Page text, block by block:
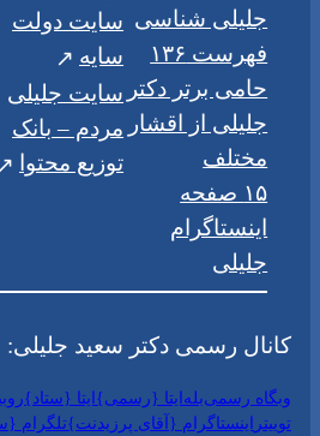
جلیلی شناسی
فهرست ۱۳۶
حامی برتر دکتر
جلیلی از اقشار
مختلف
۱۵ صفحه
اینستاگرام
جلیلی
سایت دولت
سایه
سایت جلیلی
مردم – بانک
توزیع محتوا
کانال رسمی دکتر سعید جلیلی:
وبگاه رسمیبلهایتا {رسمی}ایتا {ستاد}
توییتر اینستاگرام {آقای پرزیدنت}تلگرام